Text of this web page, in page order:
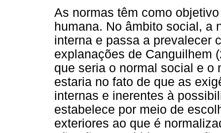
As normas têm como
humana. No âmbito social, a
interna e passa a prevalecer
explanações de Canguilhem
que seria o normal social e o
estaria no fato de que as
internas e inerentes à
estabelece por meio de
exteriores ao que é